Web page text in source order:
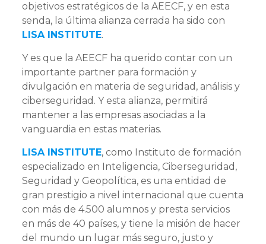
objetivos estratégicos de la AEECF, y en esta
senda, la última alianza cerrada ha sido con
LISA INSTITUTE.
Y es que la AEECF ha querido contar con un
importante partner para formación y
divulgación en materia de seguridad, análisis y
ciberseguridad. Y esta alianza, permitirá
mantener a las empresas asociadas a la
vanguardia en estas materias.
LISA INSTITUTE, como Instituto de formación
especializado en Inteligencia, Ciberseguridad,
Seguridad y Geopolítica, es una entidad de
gran prestigio a nivel internacional que cuenta
con más de 4.500 alumnos y presta servicios
en más de 40 países, y tiene la misión de hacer
del mundo un lugar más seguro, justo y